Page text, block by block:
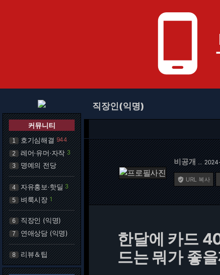
phone_android
커뮤니티
1 호기심해결 944
2 레어·유머·자작 3
3 명예의 전당
4 자유홍보·핫딜 3
5 벼룩시장 1
6 직장인 (익명)
7 연애상담 (익명)
8 리뷰＆팁
직장인(익명)
비공개 …
 URL 복사
한달에 카드
드는 뭐가 좋